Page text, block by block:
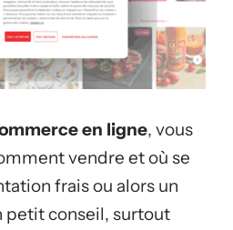
en ligne, vous
vendre et où se
frais ou alors un
petit conseil, surtout